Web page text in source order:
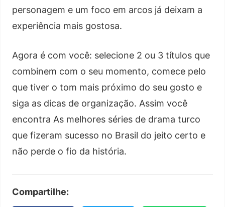
personagem e um foco em arcos já deixam a
experiência mais gostosa.
Agora é com você: selecione 2 ou 3 títulos que
combinem com o seu momento, comece pelo
que tiver o tom mais próximo do seu gosto e
siga as dicas de organização. Assim você
encontra As melhores séries de drama turco
que fizeram sucesso no Brasil do jeito certo e
não perde o fio da história.
Compartilhe: